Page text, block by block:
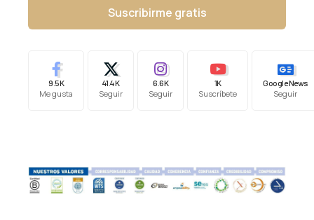
Suscribirme gratis
9.5K
Me gusta
41.4K
Seguir
6.6K
Seguir
1K
Suscríbete
Google News
Seguir